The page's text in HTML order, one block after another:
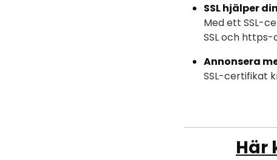
SSL hjälper
Med ett SSL-
SSL och https-
Annonsera
SSL-certifikat
Här